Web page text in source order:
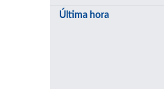
Última hora